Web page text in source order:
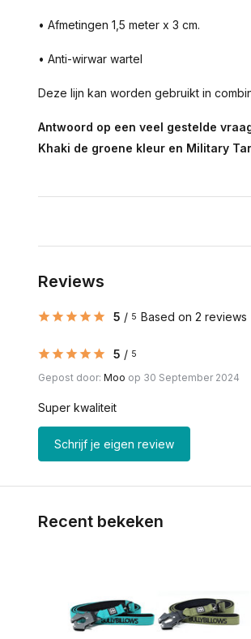
• Afmetingen 1,5 meter x 3 cm.
• Anti-wirwar wartel
Deze lijn kan worden gebruikt in
Antwoord op een veel gestelde
Khaki de groene kleur en Military
Reviews
5 / 5 Based on 2 reviews
5 / 5
Gepost door: Moo op 30 September 2024
Super kwaliteit
Schrijf je eigen review
Recent bekeken